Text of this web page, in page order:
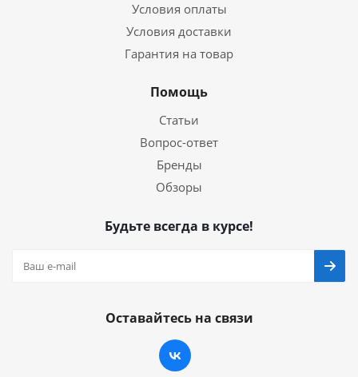
Условия оплаты
Условия доставки
Гарантия на товар
Помощь
Статьи
Вопрос-ответ
Бренды
Обзоры
Будьте всегда в курсе!
Оставайтесь на связи